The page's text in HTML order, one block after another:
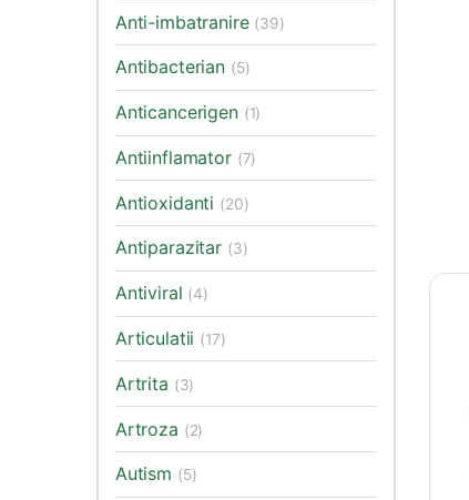
Anti-imbatranire (39)
Antibacterian (5)
Anticancerigen (1)
Antiinflamator (7)
Antioxidanti (20)
Antiparazitar (3)
Antiviral (4)
Articulatii (17)
Artrita (3)
Artroza (2)
Autism (5)